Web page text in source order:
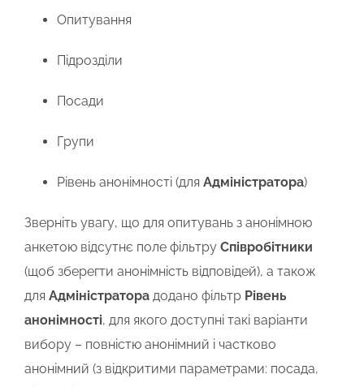
Опитування
Підрозділи
Посади
Групи
Рівень анонімності (для Адміністратора)
Зверніть увагу, що для опитувань з анонімною
анкетою відсутнє поле фільтру Співробітники
(щоб зберегти анонімність відповідей), а також
для Адміністратора додано фільтр Рівень
анонімності, для якого доступні такі варіанти
вибору – повністю анонімний і частково
анонімний (з відкритими параметрами: посада,